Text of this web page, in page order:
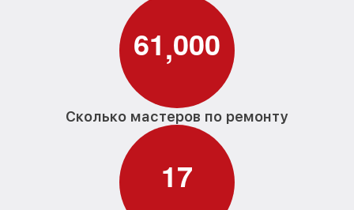
61,000
Сколько мастеров по ремонту
17